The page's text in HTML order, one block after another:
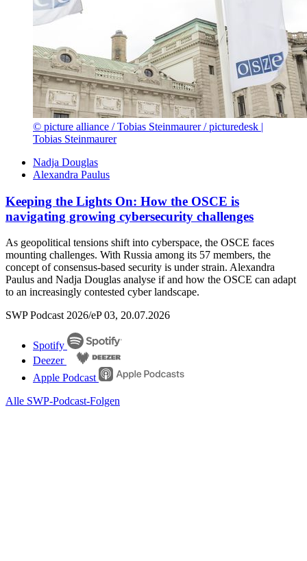
© picture alliance / Tobias Steinmaurer / picturedesk |
Tobias Steinmaurer
Nadja Douglas
Alexandra Paulus
Keeping the Lights On: How the OSCE is
navigating growing cybersecurity challenges
As geopolitical tensions shift into cyberspace, the OSCE faces
mounting challenges. With Russia among its 57 members, the
concept of consensus-based security is under strain. Alexandra
Paulus and Nadja Douglas analyse if and how the OSCE can adapt
to an increasingly contested cyber landscape.
SWP Podcast 2026/eP 03, 20.07.2026
Spotify
Deezer
Apple Podcast
Alle SWP-Podcast-Folgen